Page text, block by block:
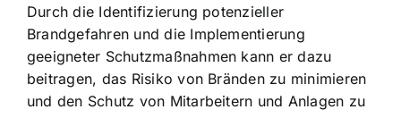
Durch die Identifizierung potenzieller
Brandgefahren und die Implementierung
geeigneter Schutzmaßnahmen kann er dazu
beitragen, das Risiko von Bränden zu minimieren
und den Schutz von Mitarbeitern und Anlagen zu